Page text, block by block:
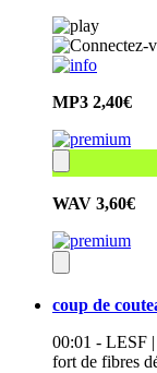
MP3 2,40€
WAV 3,60€
coup de
00:01 - LESF
fort de fibres